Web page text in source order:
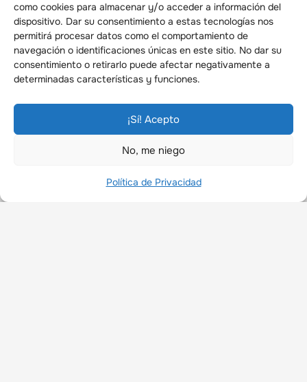
como cookies para almacenar y/o acceder a información del
dispositivo. Dar su consentimiento a estas tecnologías nos
permitirá procesar datos como el comportamiento de
navegación o identificaciones únicas en este sitio. No dar su
consentimiento o retirarlo puede afectar negativamente a
determinadas características y funciones.
¡Sí! Acepto
No, me niego
Política de Privacidad
agosto 26, 2011 No hay comentarios